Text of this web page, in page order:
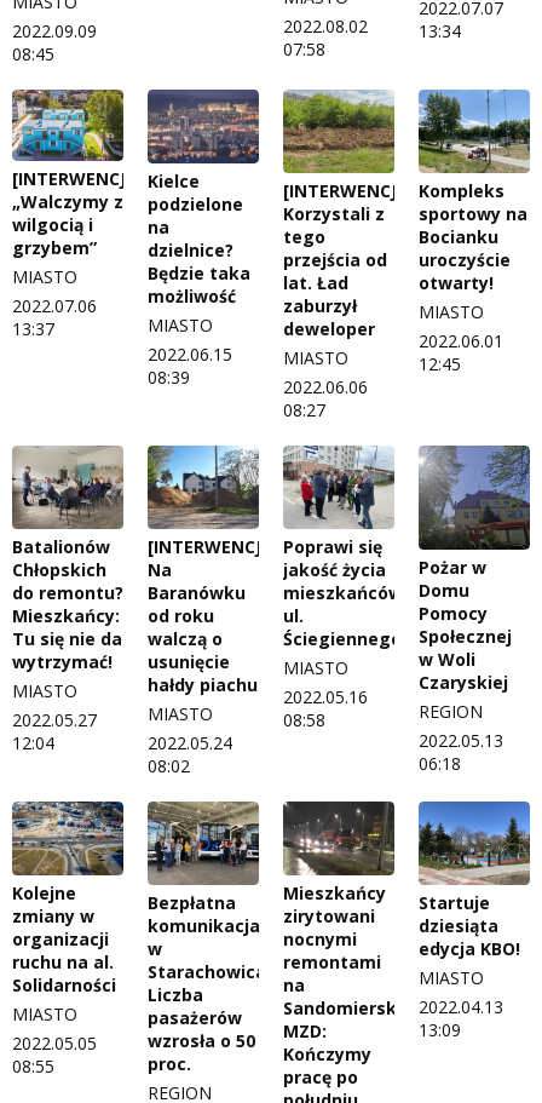
2022.09.09
08:45
2022.08.02
07:58
2022.07.07
13:34
[INTERWENCJA]
„Walczymy z
wilgocią i
grzybem”
MIASTO
2022.07.06
13:37
Kielce
podzielone
na
dzielnice?
Będzie taka
możliwość
MIASTO
2022.06.15
08:39
[INTERWENCJA]
Korzystali z
tego
przejścia od
lat. Ład
zaburzył
deweloper
MIASTO
2022.06.06
08:27
Kompleks
sportowy na
Bocianku
uroczyście
otwarty!
MIASTO
2022.06.01
12:45
Batalionów
Chłopskich
do remontu?
Mieszkańcy:
Tu się nie da
wytrzymać!
MIASTO
2022.05.27
12:04
[INTERWENCJA]
Na
Baranówku
od roku
walczą o
usunięcie
hałdy piachu
MIASTO
2022.05.24
08:02
Poprawi się
jakość życia
mieszkańców
ul.
Ściegiennego?
MIASTO
2022.05.16
08:58
Pożar w
Domu
Pomocy
Społecznej
w Woli
Czaryskiej
REGION
2022.05.13
06:18
Kolejne
zmiany w
organizacji
ruchu na al.
Solidarności
MIASTO
2022.05.05
08:55
Bezpłatna
komunikacja
w
Starachowicach.
Liczba
pasażerów
wzrosła o 50
proc.
REGION
Mieszkańcy
zirytowani
nocnymi
remontami
na
Sandomierskiej.
MZD:
Kończymy
pracę po
Startuje
dziesiąta
edycja KBO!
MIASTO
2022.04.13
13:09